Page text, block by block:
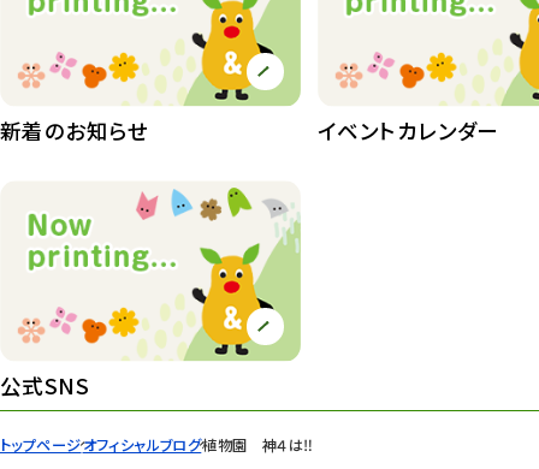
トップページオフィシャルブログ植物園 神４は‼
植物園 510
植物たち 407
植物園長の庭
桜情報
紅葉情報
ズーボ
イベント
新着のお知らせ イベントカレンダー
公式SNS